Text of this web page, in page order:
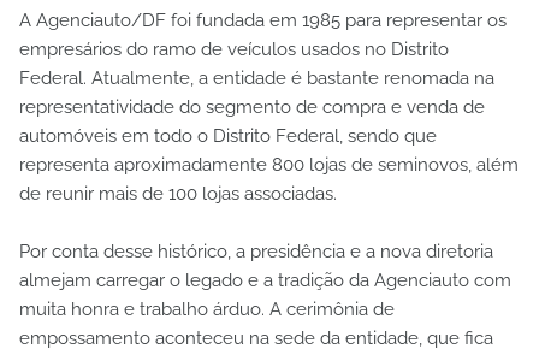
A Agenciauto/DF foi fundada em 1985 para representar os
empresários do ramo de veículos usados no Distrito
Federal. Atualmente, a entidade é bastante renomada na
representatividade do segmento de compra e venda de
automóveis em todo o Distrito Federal, sendo que
representa aproximadamente 800 lojas de seminovos, além
de reunir mais de 100 lojas associadas.
Por conta desse histórico, a presidência e a nova diretoria
almejam carregar o legado e a tradição da Agenciauto com
muita honra e trabalho árduo. A cerimônia de
empossamento aconteceu na sede da entidade, que fica